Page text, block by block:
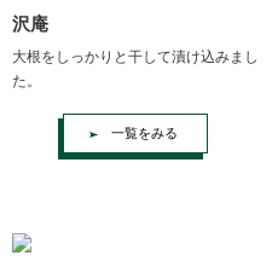
沢庵
大根をしっかりと干して漬け込みまし
た。
一覧をみる